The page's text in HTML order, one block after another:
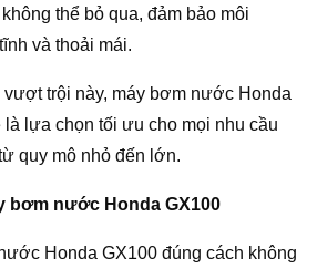
thể bỏ qua, đảm bảo môi
và thoải mái.
trội này, máy bơm nước Honda
là lựa chọn tối ưu cho mọi nhu cầu
quy mô nhỏ đến lớn.
bơm nước Honda GX100
Honda GX100 đúng cách không